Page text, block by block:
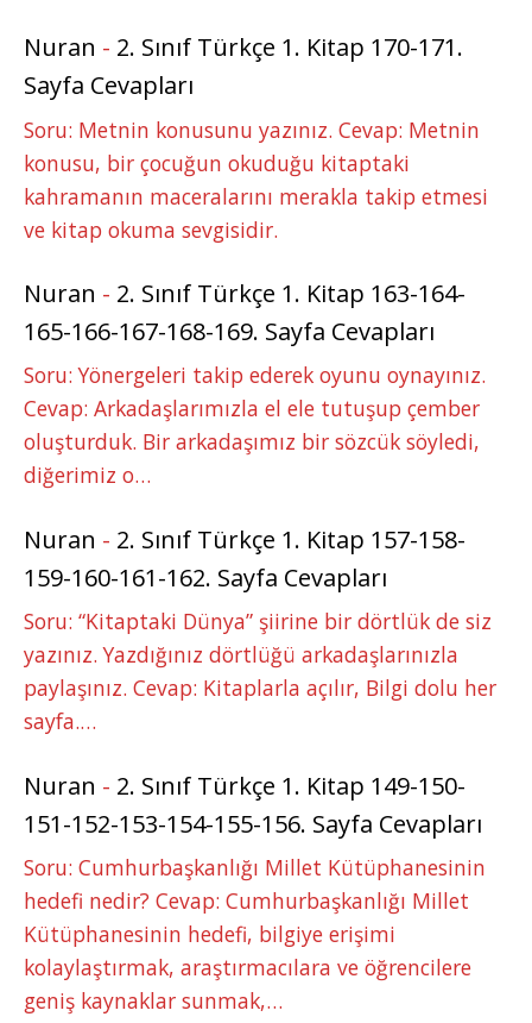
Nuran - 2. Sınıf Türkçe 1. Kitap 170-171.
Sayfa Cevapları
Soru: Metnin konusunu yazınız. Cevap: Metnin
konusu, bir çocuğun okuduğu kitaptaki
kahramanın maceralarını merakla takip etmesi
ve kitap okuma sevgisidir.
Nuran - 2. Sınıf Türkçe 1. Kitap 163-164-
165-166-167-168-169. Sayfa Cevapları
Soru: Yönergeleri takip ederek oyunu oynayınız.
Cevap: Arkadaşlarımızla el ele tutuşup çember
oluşturduk. Bir arkadaşımız bir sözcük söyledi,
diğerimiz o…
Nuran - 2. Sınıf Türkçe 1. Kitap 157-158-
159-160-161-162. Sayfa Cevapları
Soru: “Kitaptaki Dünya” şiirine bir dörtlük de siz
yazınız. Yazdığınız dörtlüğü arkadaşlarınızla
paylaşınız. Cevap: Kitaplarla açılır, Bilgi dolu her
sayfa.…
Nuran - 2. Sınıf Türkçe 1. Kitap 149-150-
151-152-153-154-155-156. Sayfa Cevapları
Soru: Cumhurbaşkanlığı Millet Kütüphanesinin
hedefi nedir? Cevap: Cumhurbaşkanlığı Millet
Kütüphanesinin hedefi, bilgiye erişimi
kolaylaştırmak, araştırmacılara ve öğrencilere
geniş kaynaklar sunmak,…